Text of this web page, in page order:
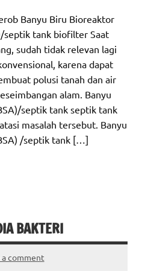
Banyu Biru Bioreaktor
septik tank biofilter Saat
sudah tidak relevan lagi
karena dapat
polusi tanah dan air
alam. Banyu
septik tank septik tank
masalah tersebut. Banyu
/septik tank […]
BAKTERI
a comment